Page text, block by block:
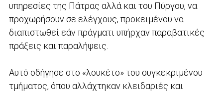
υπηρεσίες της Πάτρας αλλά και του Πύργου, να
προχωρήσουν σε ελέγχους, προκειμένου να
διαπιστωθεί εάν πράγματι υπήρχαν παραβατικές
πράξεις και παραλήψεις.
Αυτό οδήγησε στο «λουκέτο» του συγκεκριμένου
τμήματος, όπου αλλάχτηκαν κλειδαριές και